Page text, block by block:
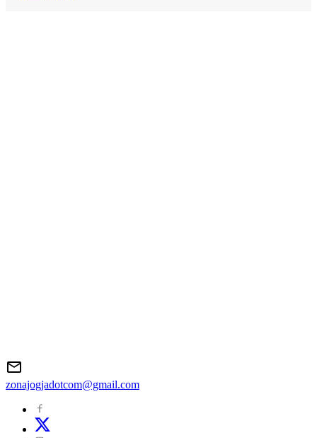
zonajogjadotcom@gmail.com